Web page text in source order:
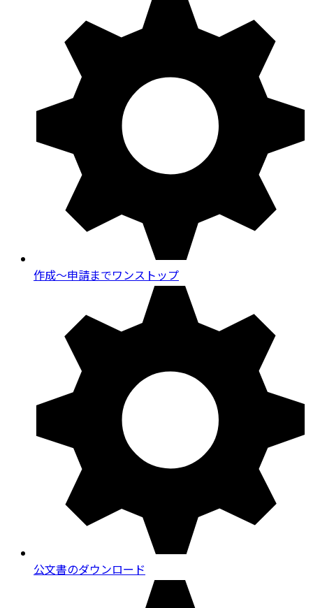
作成～申請までワンストップ
公文書のダウンロード